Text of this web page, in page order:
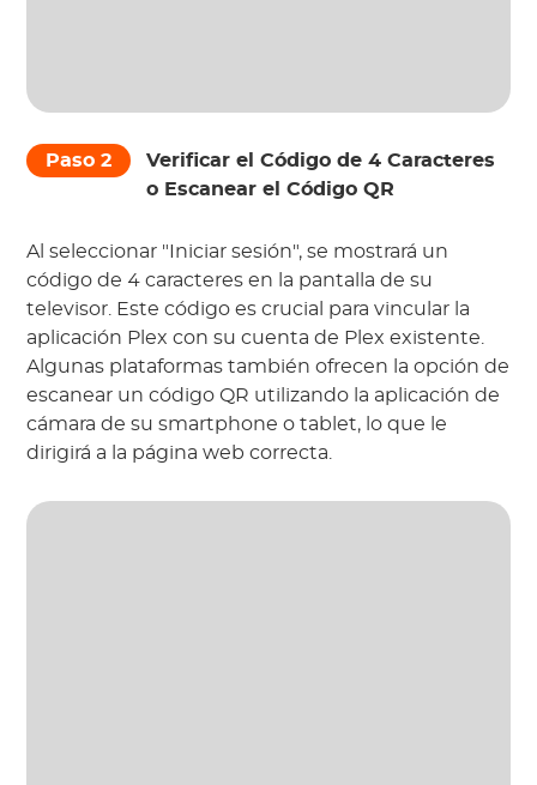
Paso 2
Verificar el Código de 4 Caracteres
o Escanear el Código QR
Al seleccionar "Iniciar sesión", se mostrará un
código de 4 caracteres en la pantalla de su
televisor. Este código es crucial para vincular la
aplicación Plex con su cuenta de Plex existente.
Algunas plataformas también ofrecen la opción de
escanear un código QR utilizando la aplicación de
cámara de su smartphone o tablet, lo que le
dirigirá a la página web correcta.